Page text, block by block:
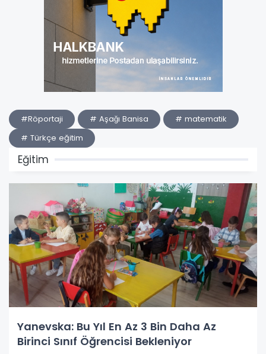
#Röportaji # Aşağı Banisa
# matematik
# Türkçe eğitim
Eğitim
Yanevska: Bu Yıl En Az 3 Bin Daha Az
Birinci Sınıf Öğrencisi Bekleniyor